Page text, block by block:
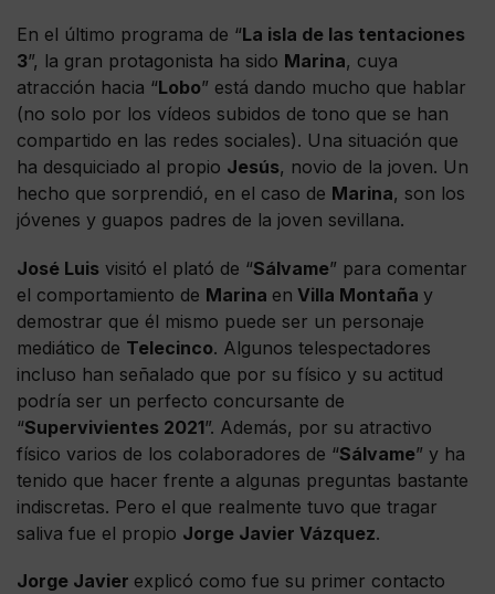
En el último programa de “La isla de las tentaciones
3”, la gran protagonista ha sido Marina, cuya
atracción hacia “Lobo” está dando mucho que hablar
(no solo por los vídeos subidos de tono que se han
compartido en las redes sociales). Una situación que
ha desquiciado al propio Jesús, novio de la joven. Un
hecho que sorprendió, en el caso de Marina, son los
jóvenes y guapos padres de la joven sevillana.
José Luis visitó el plató de “Sálvame” para comentar
el comportamiento de Marina en Villa Montaña y
demostrar que él mismo puede ser un personaje
mediático de Telecinco. Algunos telespectadores
incluso han señalado que por su físico y su actitud
podría ser un perfecto concursante de
“Supervivientes 2021”. Además, por su atractivo
físico varios de los colaboradores de “Sálvame” y ha
tenido que hacer frente a algunas preguntas bastante
indiscretas. Pero el que realmente tuvo que tragar
saliva fue el propio Jorge Javier Vázquez.
Jorge Javier explicó como fue su primer contacto